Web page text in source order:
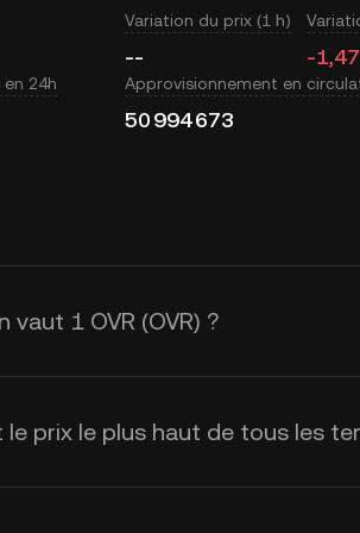
Variation du prix (1 h)
-- -
en 24h Approvisionnement en
50 994 673
vaut 1 OVR (OVR) ?
fournit des mises à jour du
prix de OVR est affecté
le prix le plus haut de tous les